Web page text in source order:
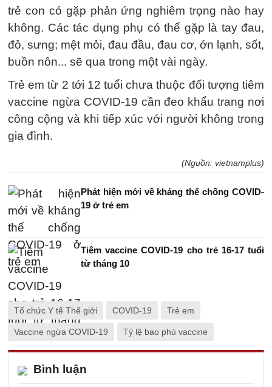
trẻ con có gặp phản ứng nghiêm trọng nào hay
không. Các tác dụng phụ có thể gặp là tay đau,
đỏ, sưng; mệt mỏi, đau đầu, đau cơ, ớn lạnh, sốt,
buồn nôn... sẽ qua trong một vài ngày.
Trẻ em từ 2 tới 12 tuổi chưa thuộc đối tượng tiêm
vaccine ngừa COVID-19 cần đeo khẩu trang nơi
công cộng và khi tiếp xúc với người không trong
gia đình.
(Nguồn: vietnamplus)
Phát hiện mới về kháng thể chống COVID-
19 ở trẻ em
Tiêm vaccine COVID-19 cho trẻ 16-17 tuổi
từ tháng 10
Tổ chức Y tế Thế giới COVID-19 Trẻ em
Vaccine ngừa COVID-19 Tỷ lệ bao phủ vaccine
Bình luận